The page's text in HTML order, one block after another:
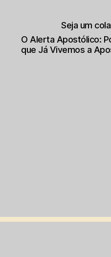
Seja um
O Alerta Apostólico:
que Já Vivemos a